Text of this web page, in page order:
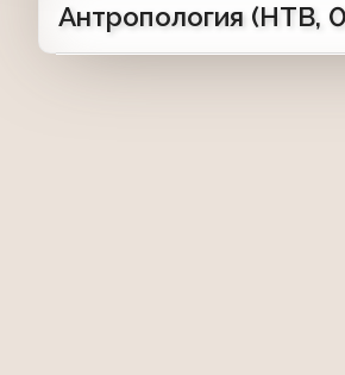
Антропология (НТВ,